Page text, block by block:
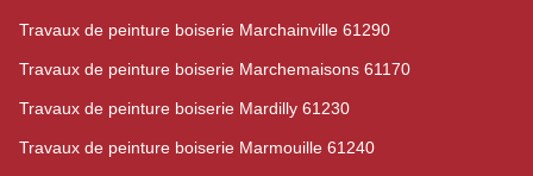
Travaux de peinture boiserie Marchainville 61290
Travaux de peinture boiserie Marchemaisons 61170
Travaux de peinture boiserie Mardilly 61230
Travaux de peinture boiserie Marmouille 61240